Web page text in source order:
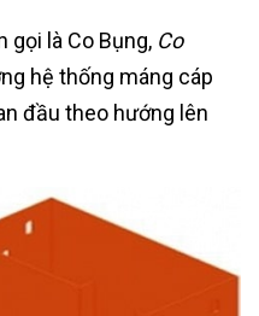
gọi là Co Bụng, Co
hệ thống máng cáp
đầu theo hướng lên